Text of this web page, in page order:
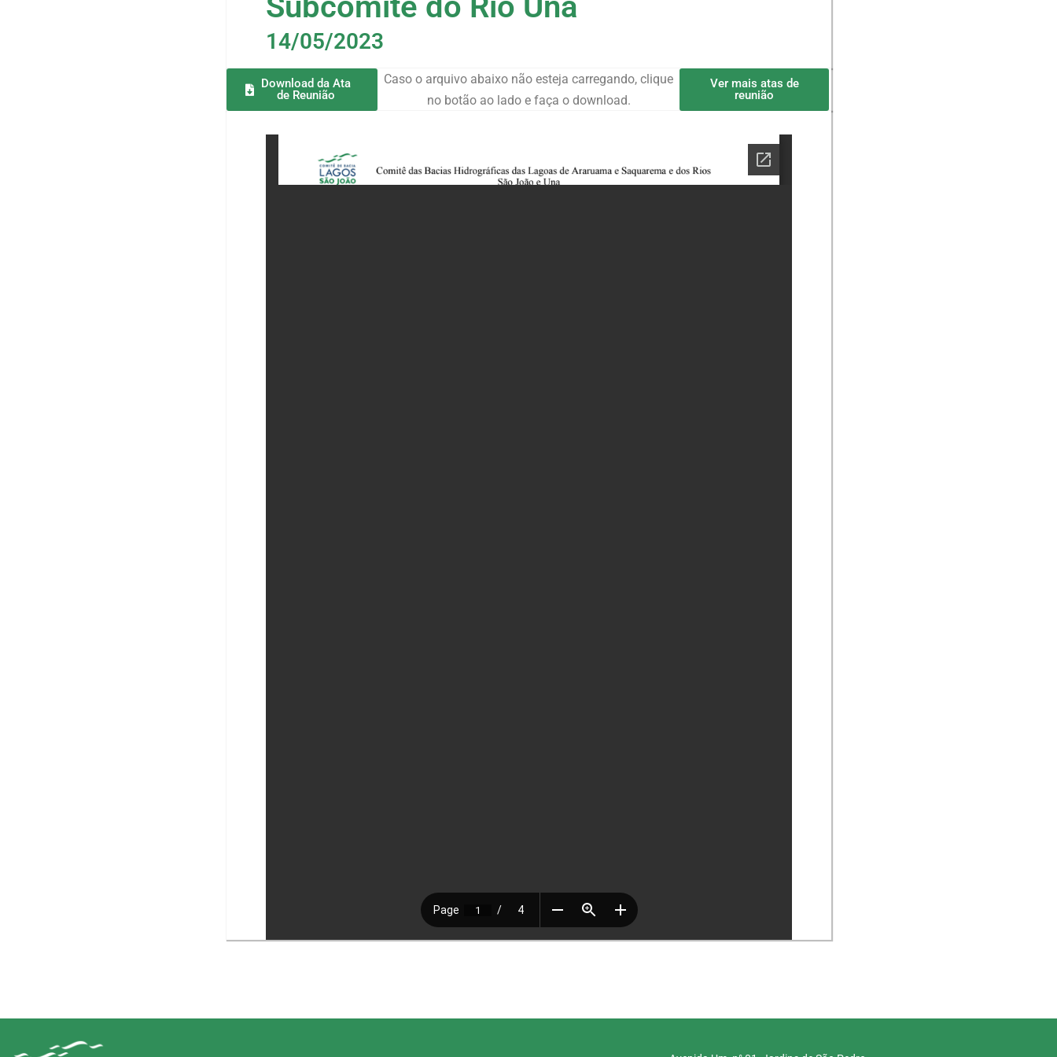
14/05/2023
Download da Ata
de Reunião
Caso o arquivo abaixo não esteja carregando, clique
no botão ao lado e faça o download.
Ver mais atas de
reunião